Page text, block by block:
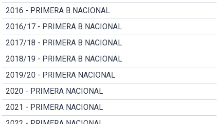
2016 - PRIMERA B NACIONAL
2016/17 - PRIMERA B NACIONAL
2017/18 - PRIMERA B NACIONAL
2018/19 - PRIMERA B NACIONAL
2019/20 - PRIMERA NACIONAL
2020 - PRIMERA NACIONAL
2021 - PRIMERA NACIONAL